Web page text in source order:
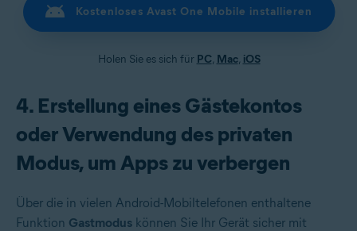
Kostenloses Avast One Mobile installieren
Holen Sie es sich für PC, Mac, iOS
4. Erstellung eines Gästekontos
oder Verwendung des privaten
Modus, um Apps zu verbergen
Über die in vielen Android-Mobiltelefonen enthaltene
Funktion Gastmodus können Sie Ihr Gerät sicher mit